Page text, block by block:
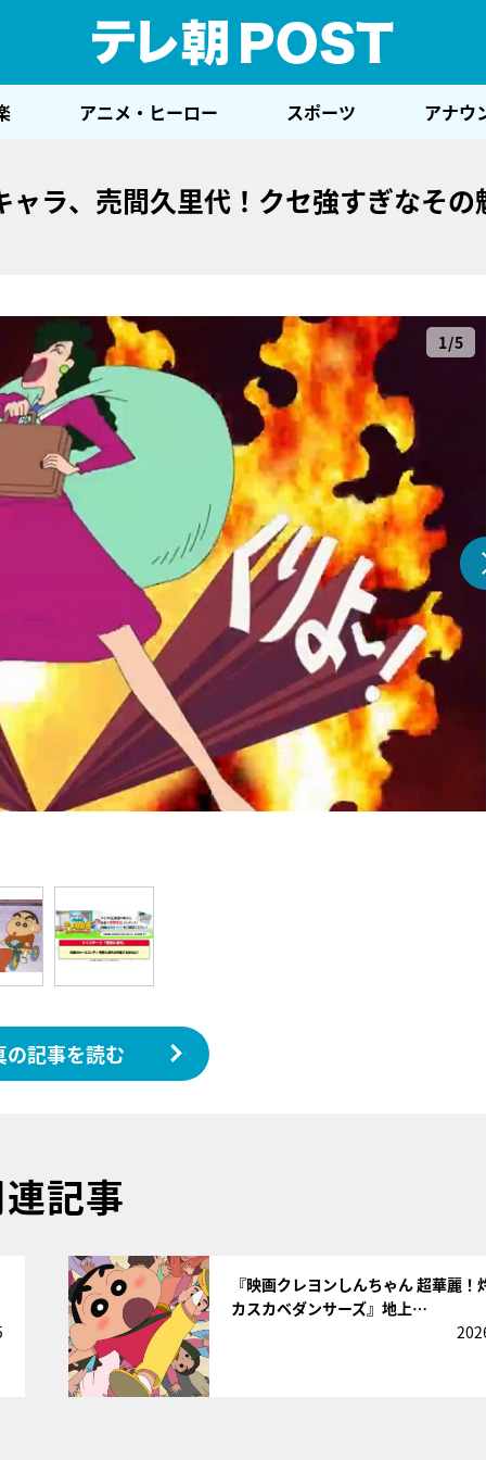
アニメ・ヒーロー スポーツ アナウ
ラ、売間久里代！クセ強すぎなその
1/5
の記事を読む
記事
『映画クレヨンしんちゃん 超華麗！
カスカベダンサーズ』地上…
『アイ＝ラブ！げーみん
E齋藤樹愛羅＆佐々木舞
ビュー